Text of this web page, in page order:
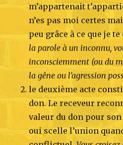
m’appartenait
n’es pas moi certes
peu grâce à ce que je
la parole à un inconnu,
inconsciemment (ou du
la gêne ou l’agression
le deuxième acte
don. Le receveur
valeur du don pour
oui scelle l’union